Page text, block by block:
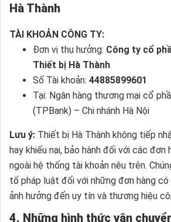
Hà Thành
TÀI KHOẢN CÔNG TY:
Đơn vị thụ hưởng: Công ty cổ
Thiết bị Hà Thành
Số Tài khoản: 44885899601
Tại: Ngân hàng thương mại cổ
(TPBank) – Chi nhánh Hà Nội
Lưu ý: Thiết bị Hà Thành không tiếp
hay khiếu nại, bảo hành đối với các đơn
ngoài hệ thống tài khoản nêu trên.
tố pháp luật đối với những đơn hàng có
ảnh hưởng đến uy tín và thương hiệu
4. Những hình thức vận